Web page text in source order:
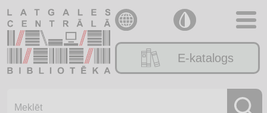
E-katalogs